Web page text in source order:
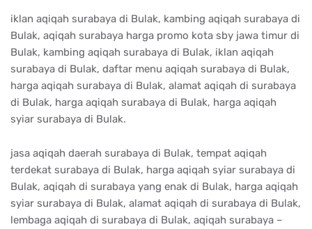
iklan aqiqah surabaya di Bulak, kambing aqiqah surabaya di
Bulak, aqiqah surabaya harga promo kota sby jawa timur di
Bulak, kambing aqiqah surabaya di Bulak, iklan aqiqah
surabaya di Bulak, daftar menu aqiqah surabaya di Bulak,
harga aqiqah surabaya di Bulak, alamat aqiqah di surabaya
di Bulak, harga aqiqah surabaya di Bulak, harga aqiqah
syiar surabaya di Bulak.
jasa aqiqah daerah surabaya di Bulak, tempat aqiqah
terdekat surabaya di Bulak, harga aqiqah syiar surabaya di
Bulak, aqiqah di surabaya yang enak di Bulak, harga aqiqah
syiar surabaya di Bulak, alamat aqiqah di surabaya di Bulak,
lembaga aqiqah di surabaya di Bulak, aqiqah surabaya –